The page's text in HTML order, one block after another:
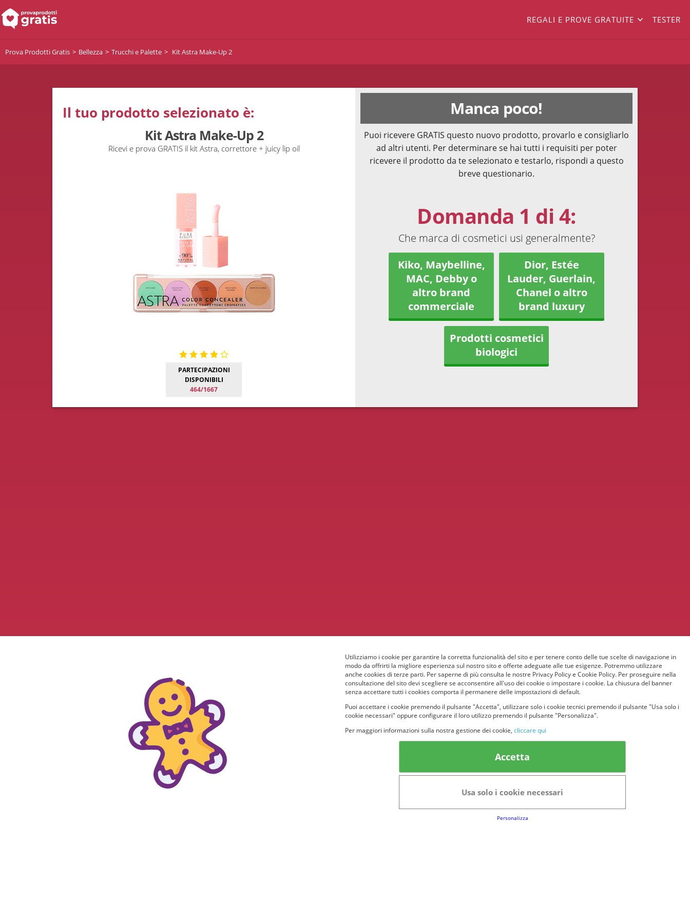
REGALI E PROVE GRATUITE TESTER
Prova Prodotti Gratis Bellezza Trucchi e Palette Kit Astra Make-Up 2
Il tuo prodotto selezionato è:
Kit Astra Make-Up 2
Ricevi e prova GRATIS il kit Astra, correttore + juicy lip oil
PARTECIPAZIONI
DISPONIBILI
464/1667
Manca poco!
Puoi ricevere GRATIS questo nuovo prodotto, provarlo e consigliarlo
ad altri utenti. Per determinare se hai tutti i requisiti per poter
ricevere il prodotto da te selezionato e testarlo, rispondi a questo
breve questionario.
Domanda 1 di 4:
Che marca di cosmetici usi generalmente?
Kiko, Maybelline,
MAC, Debby o
altro brand
commerciale
Dior, Estée
Lauder, Guerlain,
Chanel o altro
brand luxury
Prodotti cosmetici
biologici
© provaprodottigratis.it 2023 | All Rights Reserved.
FAQs
Regolamento del Servizio
Utilizziamo i cookie per garantire la corretta funzionalità del sito e per tenere conto delle tue scelte di navigazione in
modo da offrirti la migliore esperienza sul nostro sito e offerte adeguate alle tue esigenze. Potremmo utilizzare
anche cookies di terze parti. Per saperne di più consulta le nostre Privacy Policy e Cookie Policy. Per proseguire nella
consultazione del sito devi scegliere se acconsentire all'uso dei cookie o impostare i cookie. La chiusura del banner
senza accettare tutti i cookies comporta il permanere delle impostazioni di default.
Puoi accettare i cookie premendo il pulsante "Accetta", utilizzare solo i cookie tecnici premendo il pulsante "Usa solo i
cookie necessari" oppure configurare il loro utilizzo premendo il pulsante "Personalizza".
Per maggiori informazioni sulla nostra gestione dei cookie, cliccare qui
Accetta
Usa solo i cookie necessari
Personalizza